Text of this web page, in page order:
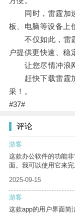
同时，雷霆加速
板、电脑等设备上
不仅如此，雷霆
户提供更快速、稳
让您尽情冲浪网
赶快下载雷霆加
采！。
#37#
评论
游客
这款办公软件的功能
面。我可以使用它来
2025-09-15
游客
这款app的用户界面简